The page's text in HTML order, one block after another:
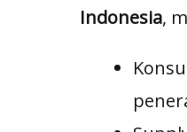
Indonesia,